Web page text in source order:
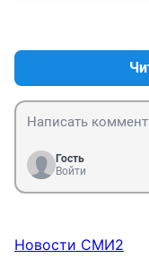
Гость
Войти
Новости СМИ2